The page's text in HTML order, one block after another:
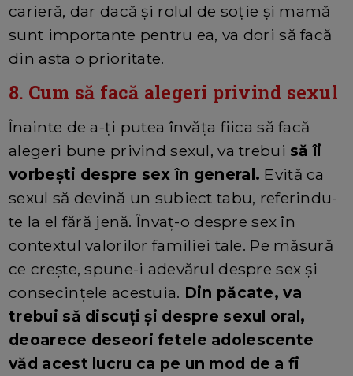
carieră, dar dacă și rolul de soție și mamă
sunt importante pentru ea, va dori să facă
din asta o prioritate.
8. Cum să facă alegeri privind sexul
Înainte de a-ți putea învăța fiica să facă
alegeri bune privind sexul, va trebui să îi
vorbești despre sex în general. Evită ca
sexul să devină un subiect tabu, referindu-
te la el fără jenă. Învaț-o despre sex în
contextul valorilor familiei tale. Pe măsură
ce crește, spune-i adevărul despre sex și
consecințele acestuia. Din păcate, va
trebui să discuți și despre sexul oral,
deoarece deseori fetele adolescente
văd acest lucru ca pe un mod de a fi